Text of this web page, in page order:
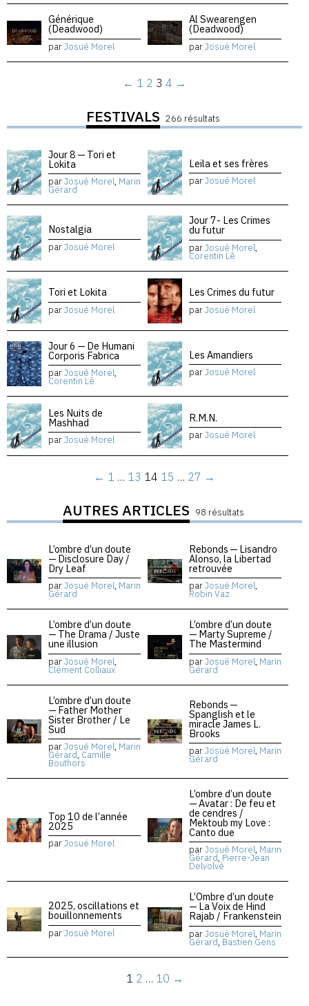
Générique
(Deadwood)
parJosué Morel
Al Swearengen
(Deadwood)
parJosué Morel
← 1 2 3 4 →
FESTIVALS 266 résultats
Jour 8 — Tori et
Lokita
parJosué Morel, Marin
Gérard
Leila et ses frères
parJosué Morel
Nostalgia
parJosué Morel
Jour 7- Les Crimes
du futur
parJosué Morel,
Corentin Lê
Tori et Lokita
parJosué Morel
Les Crimes du futur
parJosué Morel
Jour 6 — De Humani
Corporis Fabrica
parJosué Morel,
Corentin Lê
Les Amandiers
parJosué Morel
Les Nuits de
Mashhad
parJosué Morel
R.M.N.
parJosué Morel
← 1 … 13 14 15 … 27 →
AUTRES ARTICLES 98 résultats
L’ombre d’un doute
— Disclosure Day /
Dry Leaf
parJosué Morel, Marin
Gérard
Rebonds — Lisandro
Alonso, la Libertad
retrouvée
parJosué Morel,
Robin Vaz
L’ombre d’un doute
— The Drama / Juste
une illusion
parJosué Morel,
Clément Colliaux
L’ombre d’un doute
— Marty Supreme /
The Mastermind
parJosué Morel, Marin
Gérard
L’ombre d’un doute
— Father Mother
Sister Brother / Le
Sud
parJosué Morel, Marin
Gérard, Camille
Bouthors
Rebonds —
Spanglish et le
miracle James L.
Brooks
parJosué Morel, Marin
Gérard
Top 10 de l’année
2025
parJosué Morel
L’ombre d’un doute
— Avatar : De feu et
de cendres /
Mektoub my Love :
Canto due
parJosué Morel, Marin
Gérard, Pierre-Jean
Delvolvé
2025, oscillations et
bouillonnements
parJosué Morel
L’Ombre d’un doute
— La Voix de Hind
Rajab / Frankenstein
parJosué Morel, Marin
Gérard, Bastien Gens
1 2 … 10 →